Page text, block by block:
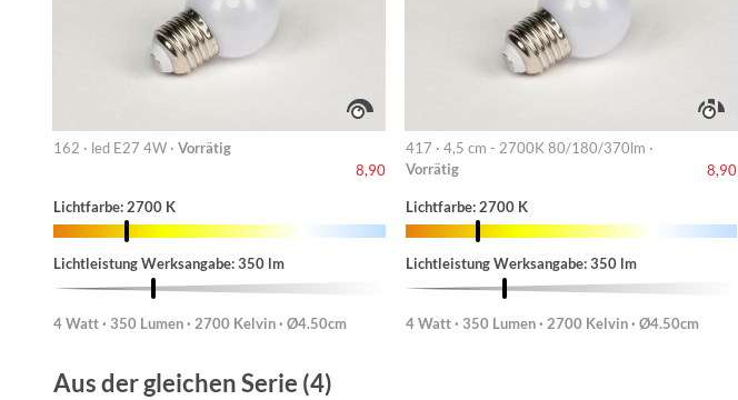
162 · led E27 4W · Vorrätig
8,90
Lichtfarbe: 2700 K
Lichtleistung Werksangabe: 350 lm
4 Watt · 350 Lumen · 2700 Kelvin · Ø4.50cm
417 · 4,5 cm - 2700K 80/180/370lm ·
Vorrätig
8,90
Lichtfarbe: 2700 K
Lichtleistung Werksangabe: 350 lm
4 Watt · 350 Lumen · 2700 Kelvin · Ø4.50cm
Aus der gleichen Serie (4)